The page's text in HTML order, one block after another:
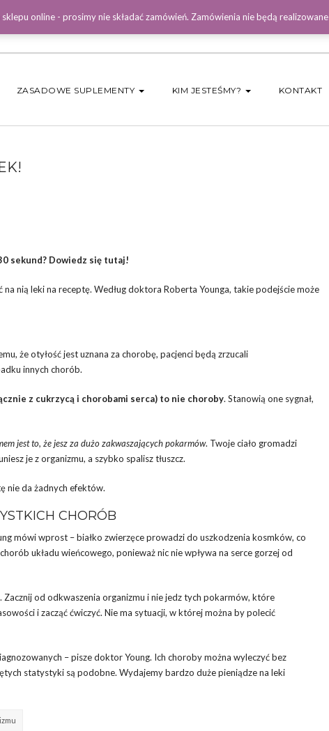
ZASADOWE SUPLEMENTY KIM JESTEŚMY? KONTAKT
sekund? Dowiedz się tutaj!
nią leki na receptę. Według doktora Roberta Younga, takie podejście może
że otyłość jest uznana za chorobę, pacjenci będą zrzucali
innych chorób.
z cukrzycą i chorobami serca) to nie choroby. Stanowią one sygnał,
jest to, że jesz za dużo zakwaszających pokarmów. Twoje ciało gromadzi
je z organizmu, a szybko spalisz tłuszcz.
nie da żadnych efektów.
CHORÓB
mówi wprost – białko zwierzęce prowadzi do uszkodzenia kosmków, co
układu wieńcowego, ponieważ nic nie wpływa na serce gorzej od
od odkwaszenia organizmu i nie jedz tych pokarmów, które
i zacząć ćwiczyć. Nie ma sytuacji, w której można by polecić
– pisze doktor Young. Ich choroby można wyleczyć bez
statystyki są podobne. Wydajemy bardzo duże pieniądze na leki
online - prosimy nie składać zamówień. Zamówienia nie będą realizowane